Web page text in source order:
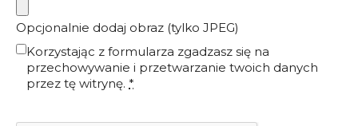
Opcjonalnie dodaj obraz (tylko JPEG)
Korzystając z formularza zgadzasz się na
przechowywanie i przetwarzanie twoich danych
przez tę witrynę. *